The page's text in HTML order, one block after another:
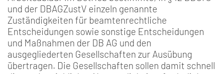
und der DBAGZustV einzeln genannte
Zuständigkeiten für beamtenrechtliche
Entscheidungen sowie sonstige Entscheidungen
und Maßnahmen der DB AG und den
ausgegliederten Gesellschaften zur Ausübung
übertragen. Die Gesellschaften sollen damit schnell